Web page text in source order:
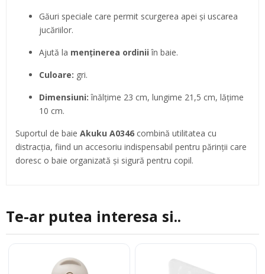
Găuri speciale care permit scurgerea apei și uscarea
jucăriilor.
Ajută la menținerea ordinii în baie.
Culoare: gri.
Dimensiuni: înălțime 23 cm, lungime 21,5 cm, lățime
10 cm.
Suportul de baie Akuku A0346 combină utilitatea cu
distracția, fiind un accesoriu indispensabil pentru părinții care
doresc o baie organizată și sigură pentru copil.
Te-ar putea interesa si..